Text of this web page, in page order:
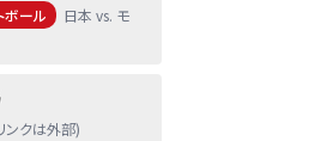
ボール
日本 vs. モ
ンクは外部)